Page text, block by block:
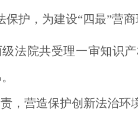
保护，为建设“四最”营
级法院共受理一审知识
，营造保护创新法治环